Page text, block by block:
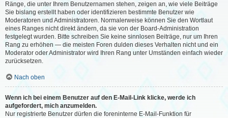
Ränge, die unter Ihrem Benutzernamen stehen, zeigen an, wie viele Beiträge
Sie bislang erstellt haben oder identifizieren bestimmte Benutzer wie
Moderatoren und Administratoren. Normalerweise können Sie den Wortlaut
eines Ranges nicht direkt ändern, da sie von der Board-Administration
festgelegt wurden. Bitte schreiben Sie keine sinnlosen Beiträge, nur um Ihren
Rang zu erhöhen — die meisten Foren dulden dieses Verhalten nicht und ein
Moderator oder Administrator wird Ihren Rang unter Umständen einfach wieder
zurücksetzen.
Nach oben
Wenn ich bei einem Benutzer auf den E-Mail-Link klicke, werde ich
aufgefordert, mich anzumelden.
Nur registrierte Benutzer dürfen die foreninterne E-Mail-Funktion für